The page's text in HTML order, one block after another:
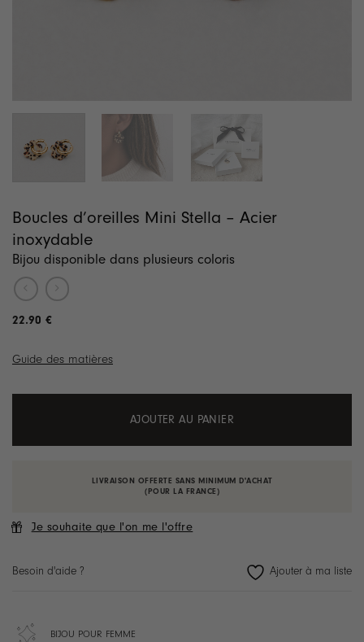
Boucles d’oreilles Mini Stella – Acier
inoxydable
Bijou disponible dans plusieurs coloris
22.90 €
Guide des matières
AJOUTER AU PANIER
LIVRAISON OFFERTE SANS MINIMUM D'ACHAT
(POUR LA FRANCE)
Je souhaite que l'on me l'offre
Besoin d'aide ?
BIJOU POUR FEMME